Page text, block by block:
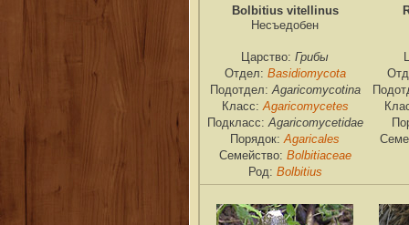
Bolbitius vitellinus
Несъедобен
Царство: Грибы
Отдел: Basidiomycota
Подотдел:Agaricomycotina
Класс:Agaricomycetes
Подкласс:Agaricomycetidae
Порядок:Agaricales
Семейство: Bolbitiaceae
Род: Bolbitius